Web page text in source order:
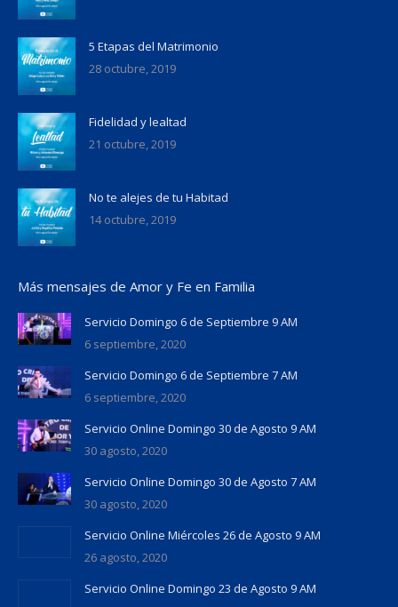
5 Etapas del Matrimonio
28 octubre, 2019
Fidelidad y lealtad
21 octubre, 2019
No te alejes de tu Habitad
14 octubre, 2019
Más mensajes de Amor y Fe en Familia
Servicio Domingo 6 de Septiembre 9 AM
6 septiembre, 2020
Servicio Domingo 6 de Septiembre 7 AM
6 septiembre, 2020
Servicio Online Domingo 30 de Agosto 9 AM
30 agosto, 2020
Servicio Online Domingo 30 de Agosto 7 AM
30 agosto, 2020
Servicio Online Miércoles 26 de Agosto 9 AM
26 agosto, 2020
Servicio Online Domingo 23 de Agosto 9 AM